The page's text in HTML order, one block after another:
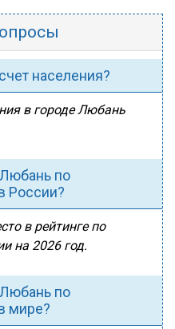
населения?
в городе Любань
Любань по
России?
в рейтинге по
на 2026 год.
Любань по
мире?